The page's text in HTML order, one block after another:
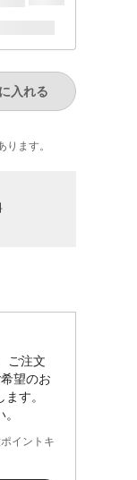
入れる
ます。
ご注文
望のお
す。
イントキ